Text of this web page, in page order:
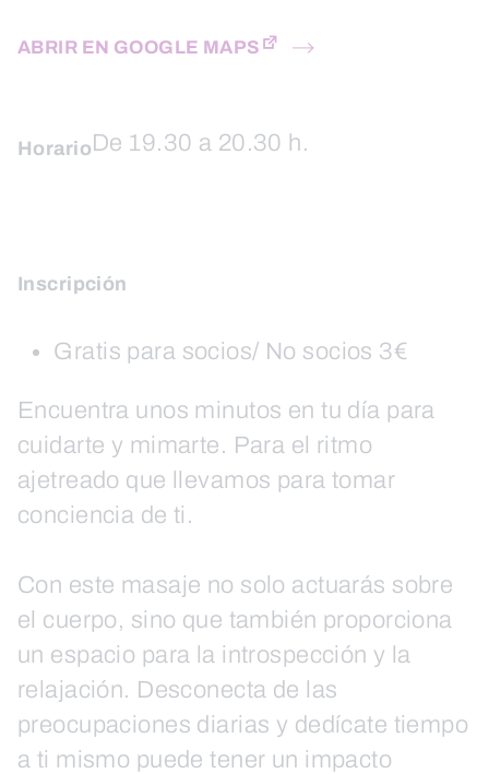
ABRIR EN GOOGLE MAPS
HorarioDe 19.30 a 20.30 h.
Inscripción
Gratis para socios/ No socios 3€
Encuentra unos minutos en tu día para
cuidarte y mimarte. Para el ritmo
ajetreado que llevamos para tomar
conciencia de ti.
Con este masaje no solo actuarás sobre
el cuerpo, sino que también proporciona
un espacio para la introspección y la
relajación. Desconecta de las
preocupaciones diarias y dedícate tiempo
a ti mismo puede tener un impacto